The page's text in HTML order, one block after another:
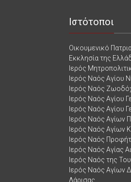
Ιστότοποι
Οικουμενικό
Εκκλησία της
Ιερός
Ιερός Ναός Αγίου
Ιερός Ναός
Ιερός Ναός Αγίου
Ιερός Ναός Αγίου
Ιερός Ναός Αγίων
Ιερός Ναός Αγίων
Ιερός Ναός
Ιερός Ναός Αγίας
Ιερός Ναός της
Ιερός Ναός Αγίων
Λάρισας